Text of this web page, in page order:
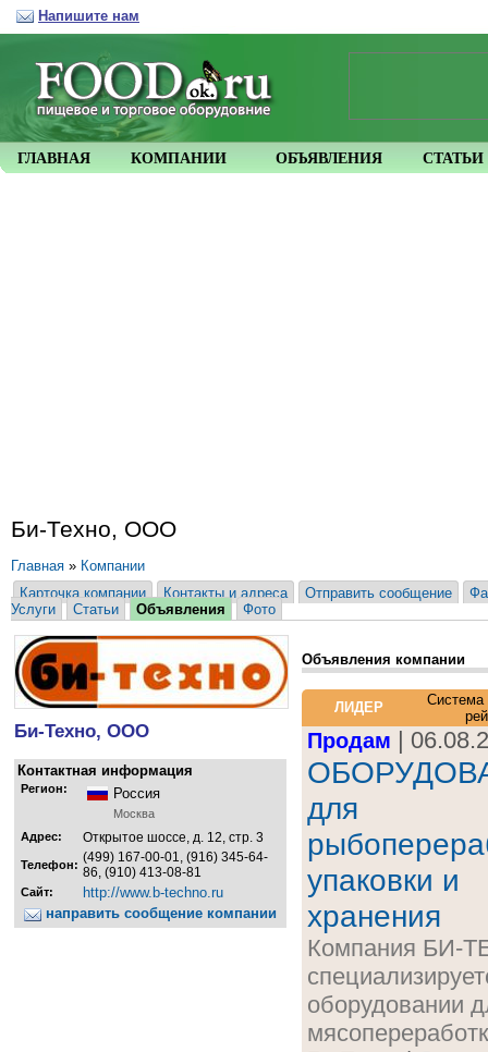
Би-Техно, ООО
Главная » Компании
Карточка компании
Контакты и адреса Отправить сообщение
Услуги
Статьи Объявления Фото
Би-Техно, ООО
Контактная информация
Регион: Россия
Москва
Адрес:
Открытое шоссе, д. 12, стр. 3
Телефон: (499) 167-00-01, (916) 345-64-
86, (910) 413-08-81
Сайт:
http://www.b-techno.ru
направить сообщение компании
Объявления компании
ЛИДЕР
Система
Продам |
для
упаковки и
хранения
Компания БИ-
оборудовании
ГЛАВНАЯ КОМПАНИИ ОБЪЯВЛЕНИЯ СТАТЬИ
Напишите нам